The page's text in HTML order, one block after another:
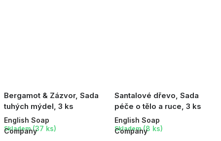
Bergamot & Zázvor, Sada
tuhých mýdel, 3 ks
English Soap
Company
Skladem (37 ks)
Santalové dřevo, Sada
péče o tělo a ruce, 3 ks
English Soap
Company
Skladem (8 ks)